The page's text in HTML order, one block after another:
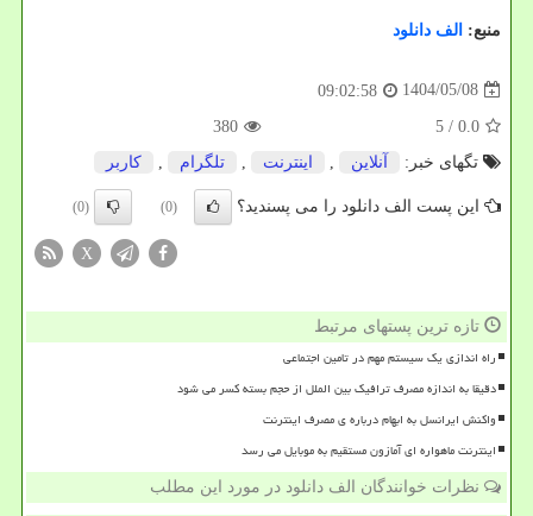
منبع: الف دانلود
1404/05/08
09:02:58
0.0
/ 5
380
تگهای خبر:
آنلاین اینترنت تلگرام كاربر
این پست الف دانلود را می پسندید؟ (0)
(0)
X
تازه ترین پستهای مرتبط
راه اندازی یک سیستم مهم در تامین اجتماعی
دقیقا به اندازه مصرف ترافیک بین الملل از حجم بسته کسر می شود
واکنش ایرانسل به ابهام درباره ی مصرف اینترنت
اینترنت ماهواره ای آمازون مستقیم به موبایل می رسد
نظرات خوانندگان الف دانلود در مورد این مطلب